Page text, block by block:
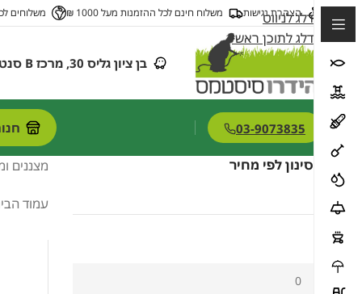
דלג לניווט
דלג לתוכן ראשי
הצהרת נגישות משלוח חינם לכל ההזמנות מעל 1000 ₪ משלוחים
בן ציון גליס 30, מרכז B סנטר (מול רוזן אנד מינץ), פתח תקווה, ישראל
03-9073835
סינון לפי מחיר מצננים
עמוד